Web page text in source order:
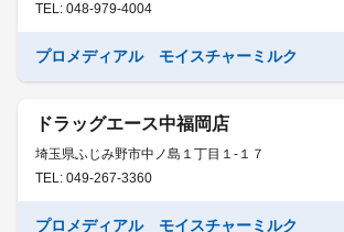
TEL: 048-979-4004
プロメディアル モイスチャーミルク
ドラッグエース中福岡店
埼玉県ふじみ野市中ノ島１丁目１-１７
TEL: 049-267-3360
プロメディアル モイスチャーミルク